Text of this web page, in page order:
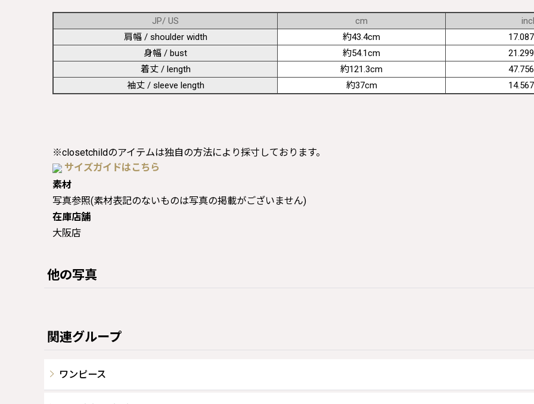
JP/ US cm
肩幅 / shoulder width
約43.4cm
身幅 / bust
約54.1cm
着丈 / length
約121.3cm
袖丈 / sleeve length
約37cm
※closetchildのアイテムは独自の方法により採寸しております。
サイズガイドはこちら
素材
写真参照(素材表記のないものは写真の掲載がございません)
在庫店舗
大阪店
他の写真
関連グループ
ワンピース